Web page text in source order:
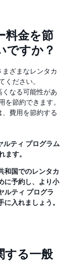
料金を節
ですか？
ざまなレンタカ
ください。
なる可能性があ
を節約できます。
費用を節約する
ルティ プログラム
ます。
和国でのレンタカ
に予約し、より小
ルティ プログラ
入れましょう。
する一般